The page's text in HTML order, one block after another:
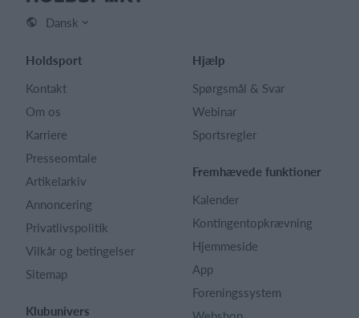
Dansk
Holdsport
Kontakt
Om os
Karriere
Presseomtale
Artikelarkiv
Annoncering
Privatlivspolitik
Vilkår og betingelser
Sitemap
Klubunivers
Hjælp
Spørgsmål & Svar
Webinar
Sportsregler
Fremhævede funktioner
Kalender
Kontingentopkrævning
Hjemmeside
App
Foreningssystem